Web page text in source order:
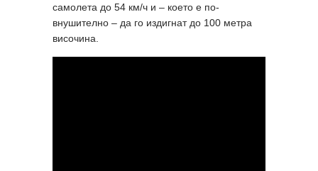
самолета до 54 км/ч и – което е по-
внушително – да го издигнат до 100 метра
височина.